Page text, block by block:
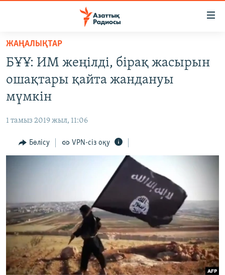
Skip
main
content
to
main
to
AZATTYQTV
АДАМ ҚҰҚЫҚТАРЫ
ӘЛЕУМЕТ
Русский
ЖАЗЫЛЫҢЫЗ
ЖАҢАЛЫҚТАР
БҰҰ: ИМ жеңілді, бірақ жасырын
ошақтары қайта жандануы
мүмкін
1 тамыз 2019 жыл, 11:06
Бөлісу VPN-сіз оқу